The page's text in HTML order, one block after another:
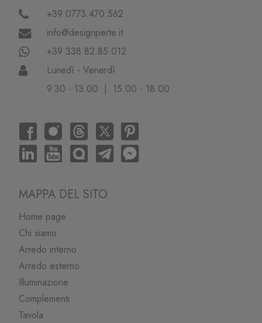
+39 0773.470.562
info@designperte.it
+39 338.82.85.012
Lunedì - Venerdì
9.30 - 13.00 | 15.00 - 18.00
MAPPA DEL SITO
Home page
Chi siamo
Arredo interno
Arredo esterno
Illuminazione
Complementi
Tavola